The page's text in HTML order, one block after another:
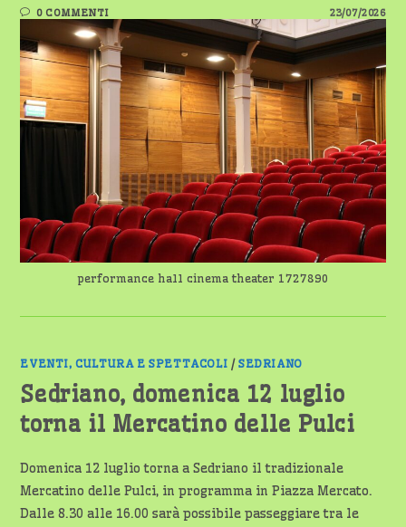
0 COMMENTI 23/07/2026
performance hall cinema theater 1727890
EVENTI, CULTURA E SPETTACOLI /SEDRIANO
Sedriano, domenica 12 luglio
torna il Mercatino delle Pulci
Domenica 12 luglio torna a Sedriano il tradizionale
Mercatino delle Pulci, in programma in Piazza Mercato.
Dalle 8.30 alle 16.00 sarà possibile passeggiare tra le